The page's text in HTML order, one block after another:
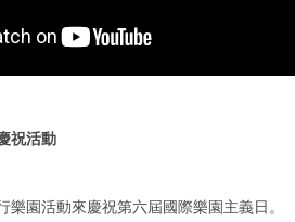
祝活動
樂園活動來慶祝第六屆國際樂園主義日。